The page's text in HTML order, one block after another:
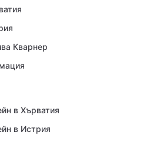
Кварнер
в Хърватия
в Истрия